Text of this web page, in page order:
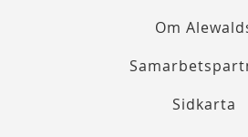
Om
Sidkarta